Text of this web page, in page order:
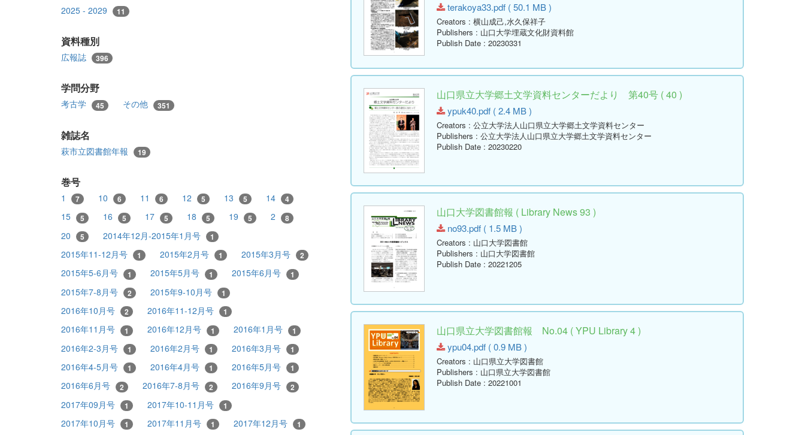
2025 - 2029 11
資料種別
広報誌 396
学問分野
考古学 45 その他 351
雑誌名
萩市立図書館年報 19
巻号
1 7 10 6 11 6 12 5 13 5 14 4
15 5 16 5 17 5 18 5 19 5 2 8
20 5 2014年12月-2015年1月号 1
2015年11-12月号 1 2015年2月号 1 2015年3月号 2
2015年5-6月号 1 2015年5月号 1 2015年6月号 1
2015年7-8月号 2 2015年9-10月号 1
2016年10月号 2 2016年11-12月号 1
2016年11月号 1 2016年12月号 1 2016年1月号 1
2016年2-3月号 1 2016年2月号 1 2016年3月号 1
2016年4-5月号 1 2016年4月号 1 2016年5月号 1
2016年6月号 2 2016年7-8月号 2 2016年9月号 2
2017年09月号 1 2017年10-11月号 1
2017年10月号 1 2017年11月号 1 2017年12月号 1
terakoya33.pdf ( 50.1 MB )
Creators : 横山成己,水久保祥子
Publishers : 山口大学埋蔵文化財資料館
Publish Date : 20230331
山口県立大学郷土文学資料センターだより 第40号 ( 40 )
ypuk40.pdf ( 2.4 MB )
Creators : 公立大学法人山口県立大学郷土文学資料センター
Publishers : 公立大学法人山口県立大学郷土文学資料センター
Publish Date : 20230220
山口大学図書館報 ( Library News 93 )
no93.pdf ( 1.5 MB )
Creators : 山口大学図書館
Publishers : 山口大学図書館
Publish Date : 20221205
山口県立大学図書館報 No.04 ( YPU Library 4 )
ypu04.pdf ( 0.9 MB )
Creators : 山口県立大学図書館
Publishers : 山口県立大学図書館
Publish Date : 20221001